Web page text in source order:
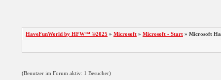
HaveFunWorld by HFW™ ©2025 » Microsoft » Microsoft - Start » Microsoft
(Benutzer im Forum aktiv: 1 Besucher)